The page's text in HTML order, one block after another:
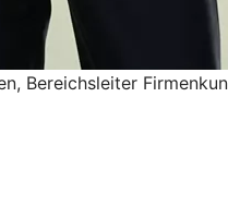
Bereichsleiter